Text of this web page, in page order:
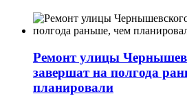
Ремонт улицы
завершат на полгода
планировали